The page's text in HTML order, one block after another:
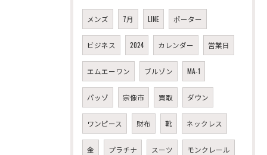
メンズ 7月 LINE ポーター
ビジネス 2024 カレンダー 営業日
エムエーワン ブルゾン MA-1
パッゾ 宗像市 買取 ダウン
ワンピース 財布 靴 ネックレス
金 プラチナ スーツ モンクレール